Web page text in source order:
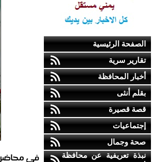
الصفحة الرئيسية
تقارير سرية
أخبار المحافظة
بقلم أنثى
قصة قصيرة
إجتماعيات
صحة وجمال
نبذة تعريفية عن محافظة
في